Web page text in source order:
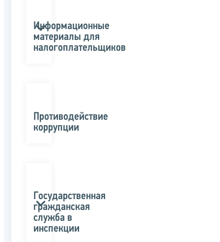
Информационные
материалы для
налогоплательщиков
Противодействие
коррупции
Государственная
гражданская
служба в
инспекции